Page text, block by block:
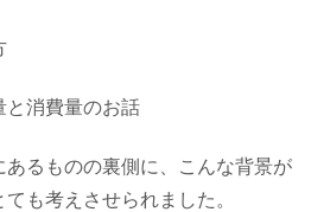
と消費量のお話
るものの裏側に、こんな背景が
も考えさせられました。